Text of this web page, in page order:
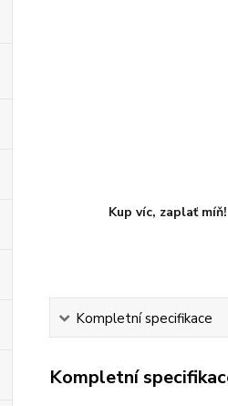
Kup víc, zaplať míň!
Kompletní specifikace
Kompletní